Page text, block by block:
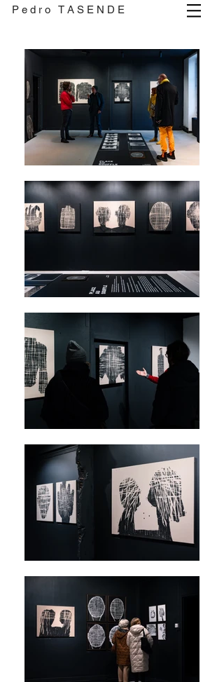
P e d r o T A S E N D E